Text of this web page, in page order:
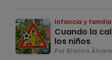
Infancia y familia
Cuando la
los niños
Por Blanca